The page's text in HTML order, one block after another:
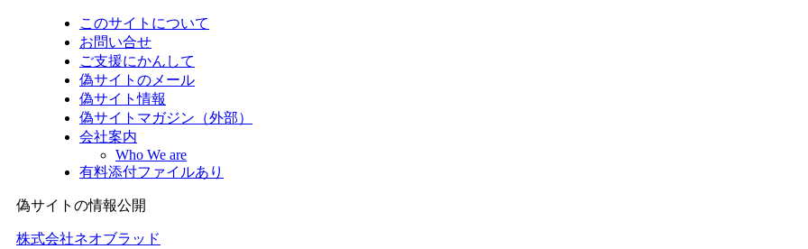
このサイトについて
お問い合せ
ご支援にかんして
偽サイトのメール
偽サイト情報
偽サイトマガジン（外部）
会社案内
Who We are
有料添付ファイルあり
偽サイトの情報公開
株式会社ネオブラッド